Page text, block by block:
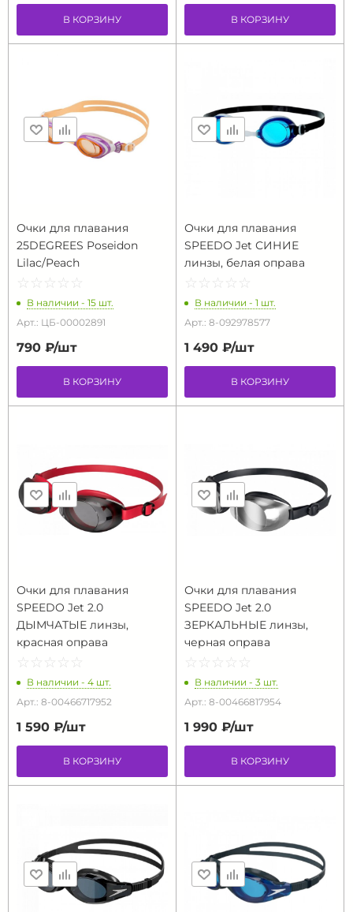
В КОРЗИНУ В КОРЗИНУ
Очки для плавания
25DEGREES Poseidon
Lilac/Peach
☆ ☆ ☆ ☆ ☆
★ ★ ★ ★ ★
В наличии - 15 шт.
Арт.: ЦБ-00002891
790 ₽/шт
В КОРЗИНУ
Очки для плавания
SPEEDO Jet СИНИЕ
линзы, белая оправа
☆ ☆ ☆ ☆ ☆
★ ★ ★ ★ ★
В наличии - 1 шт.
Арт.: 8-092978577
1 490 ₽/шт
В КОРЗИНУ
Очки для плавания
SPEEDO Jet 2.0
ДЫМЧАТЫЕ линзы,
красная оправа
☆ ☆ ☆ ☆ ☆
★ ★ ★ ★ ★
В наличии - 4 шт.
Арт.: 8-00466717952
1 590 ₽/шт
В КОРЗИНУ
Очки для плавания
SPEEDO Jet 2.0
ЗЕРКАЛЬНЫЕ линзы,
черная оправа
☆ ☆ ☆ ☆ ☆
★ ★ ★ ★ ★
В наличии - 3 шт.
Арт.: 8-00466817954
1 990 ₽/шт
В КОРЗИНУ